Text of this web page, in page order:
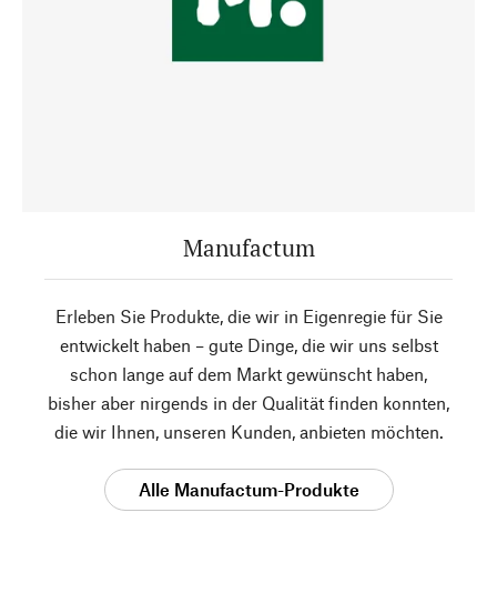
Manufactum
Erleben Sie Produkte, die wir in Eigenregie für Sie
entwickelt haben – gute Dinge, die wir uns selbst
schon lange auf dem Markt gewünscht haben,
bisher aber nirgends in der Qualität finden konnten,
die wir Ihnen, unseren Kunden, anbieten möchten.
Alle Manufactum-Produkte